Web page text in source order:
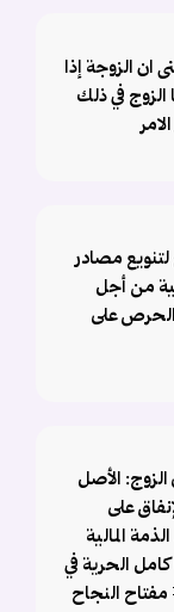
ان الزوجة إذا
الزوج في ذلك
مصادر
من أجل
والحرص على
الزوج: الأصل
على
المالية
الحرية في
تكون تطوعية. ​2. 🤝 مفتاح النجاح